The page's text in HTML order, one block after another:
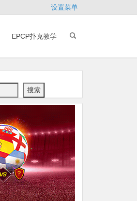
设置菜单
EPCP扑克教学
搜索